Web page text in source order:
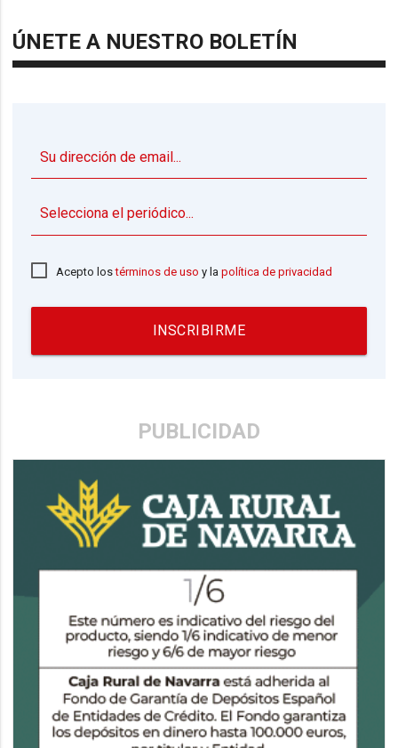
ÚNETE A NUESTRO BOLETÍN
Acepto lostérminos de uso y lapolítica de privacidad
INSCRIBIRME
PUBLICIDAD